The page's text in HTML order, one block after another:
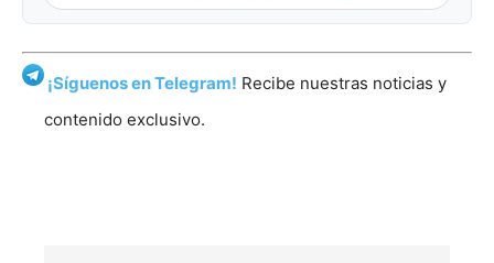
¡Síguenos en Telegram! Recibe nuestras noticias y
contenido exclusivo.